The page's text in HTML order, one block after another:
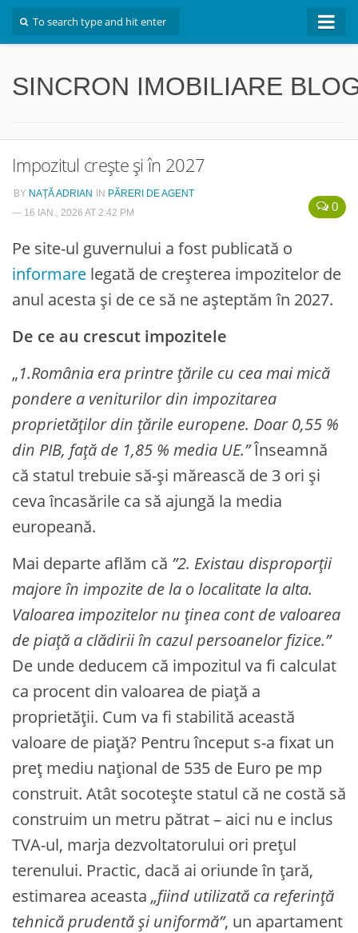
SINCRON IMOBILIARE
Impozitul crește și în 2027
0
BY NAȚĂ ADRIAN IN PĂRERI DE AGENT
— 16 IAN., 2026 AT 2:42 PM
Pe site-ul guvernului a fost publicată o
informare legată de creșterea impozitelor de
anul acesta și de ce să ne așteptăm în 2027.
De ce au crescut impozitele
„1.România era printre țările cu cea mai mică
pondere a veniturilor din impozitarea
proprietăților din țările europene. Doar 0,55 %
din PIB, față de 1,85 % media UE.”Înseamnă
că statul trebuie să-și mărească de 3 ori și
ceva încasările ca să ajungă la media
europeană.
Mai departe aflăm că ”2. Existau disproporții
majore în impozite de la o localitate la alta.
Valoarea impozitelor nu ținea cont de valoarea
de piață a clădirii în cazul persoanelor fizice.”
De unde deducem că impozitul va fi calculat
ca procent din valoarea de piață a
proprietății. Cum va fi stabilită această
valoare de piață? Pentru început s-a fixat un
preț mediu național de 535 de Euro pe mp
construit. Atât socotește statul că ne costă să
construim un metru pătrat – aici nu e inclus
TVA-ul, marja dezvoltatorului ori prețul
terenului. Practic, dacă ai oriunde în țară,
estimarea aceasta „fiind utilizată ca referință
tehnică prudentă și uniformă”, un apartament